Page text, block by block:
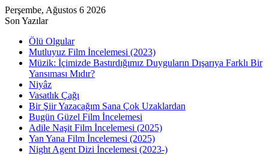
Perşembe, Ağustos 6 2026
Son Yazılar
Ölü Olgular
Mutluyuz Film İncelemesi (2023)
Müzik: İçimizde Bastırdığımız Duyguların Dışarıya Farklı Bir
Yansıması Mıdır?
Niyâz
Vasatlık Çağı
Bir Şiir Yazacağım Sana Çok Uzaklardan
Bugün Güzel Film İncelemesi
Adile Naşit Film İncelemesi (2025)
Yan Yana Film İncelemesi (2025)
Night Agent Dizi İncelemesi (2023-)